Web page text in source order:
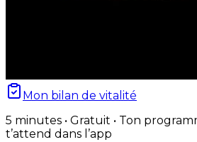
Mon bilan de vitalité
5 minutes • Gratuit • Ton
t’attend dans l’app